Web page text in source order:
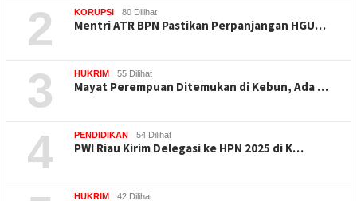
2 KORUPSI 80 Dilihat
Mentri ATR BPN Pastikan Perpanjangan HGU…
3 HUKRIM 55 Dilihat
Mayat Perempuan Ditemukan di Kebun, Ada …
4 PENDIDIKAN 54 Dilihat
PWI Riau Kirim Delegasi ke HPN 2025 di K…
HUKRIM 42 Dilihat